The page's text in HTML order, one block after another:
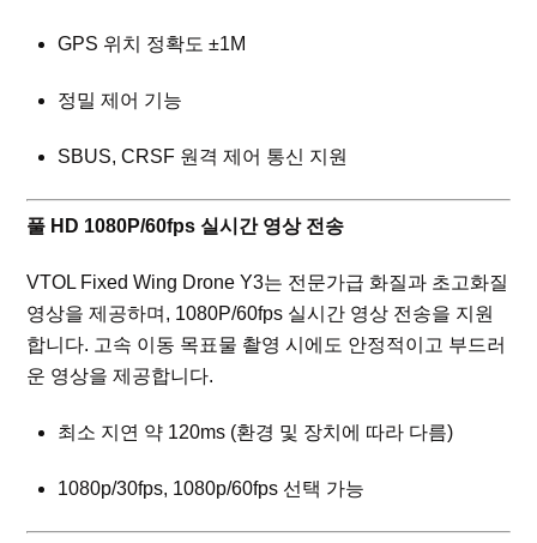
GPS 위치 정확도 ±1M
정밀 제어 기능
SBUS, CRSF 원격 제어 통신 지원
풀 HD 1080P/60fps 실시간 영상 전송
VTOL Fixed Wing Drone Y3는 전문가급 화질과 초고화질
영상을 제공하며, 1080P/60fps 실시간 영상 전송을 지원
합니다. 고속 이동 목표물 촬영 시에도 안정적이고 부드러
운 영상을 제공합니다.
최소 지연 약 120ms (환경 및 장치에 따라 다름)
1080p/30fps, 1080p/60fps 선택 가능